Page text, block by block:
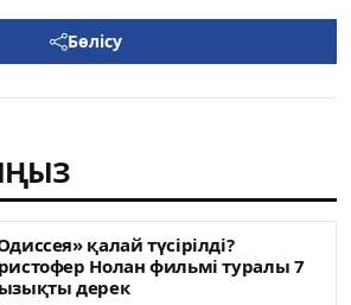
Бөлісу
қалай түсірілді?
Нолан фильмі туралы 7
дерек